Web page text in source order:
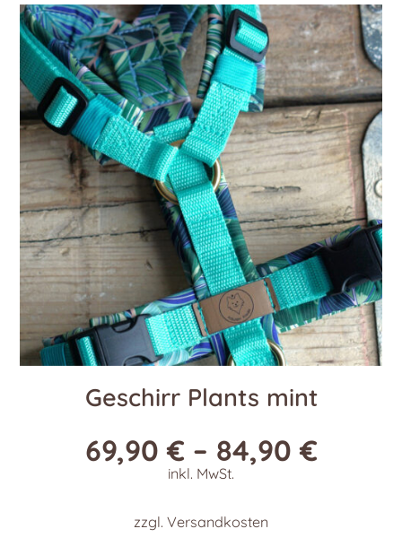
mehrere
Varianten
auf.
Die
Optionen
können
auf
der
Produktseite
gewählt
werden
Geschirr Plants mint
69,90€ – 84,90€
inkl. MwSt.
zzgl. Versandkosten